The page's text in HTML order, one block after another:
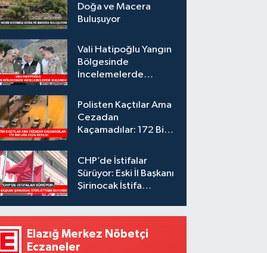
Doğa ve Macera
Buluşuyor
Vali Hatipoğlu Yangın
Bölgesinde
İncelemelerde
Polisten Kaçtılar Ama
Cezadan
Kaçamadılar: 172 Bin
CHP’de İstifalar
Sürüyor: Eski İl Başkanı
Şirinocak İstifa
Elazığ Merkez Nöbetçi
Eczaneler